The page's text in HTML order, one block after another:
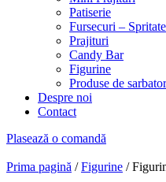
Patiserie
Fursecuri – Spritate
Prajituri
Candy Bar
Figurine
Produse de
Despre noi
Contact
Plasează o comandă
Prima pagină /Figurine /